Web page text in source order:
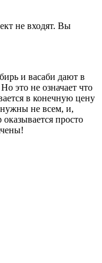
не входят. Вы
и васаби дают в
это не означает что
в конечную цену
нужны не всем, и,
просто